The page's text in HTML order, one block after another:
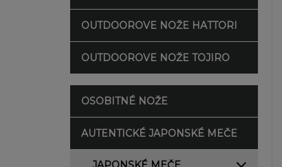
OUTDOOROVE NOŽE HATTORI
OUTDOOROVE NOŽE TOJIRO
OSOBITNÉ NOŽE
AUTENTICKÉ JAPONSKÉ MEČE